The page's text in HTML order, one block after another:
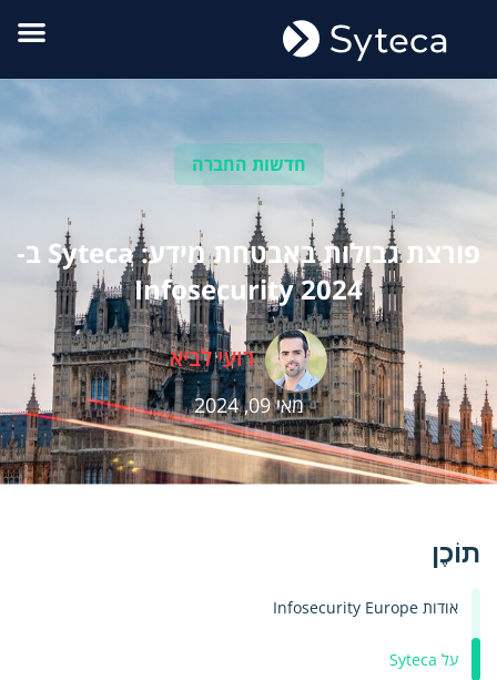
חדשות החברה
פורצת גבולות באבטחת מידע: Syteca ב-
Infosecurity 2024
רועי לביא
מאי 09, 2024
תוֹכֶן
אודות Infosecurity Europe
על Syteca